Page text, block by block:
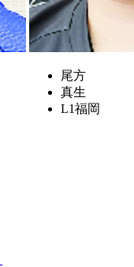
尾方
真生
L1福岡